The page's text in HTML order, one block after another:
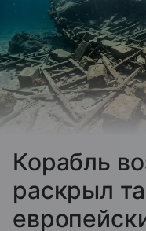
Корабль
раскрыл